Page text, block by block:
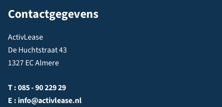
Contactgegevens
ActivLease
De Huchtstraat 43
1327 EC Almere
T :085 - 90 229 29
E : info@activlease.nl